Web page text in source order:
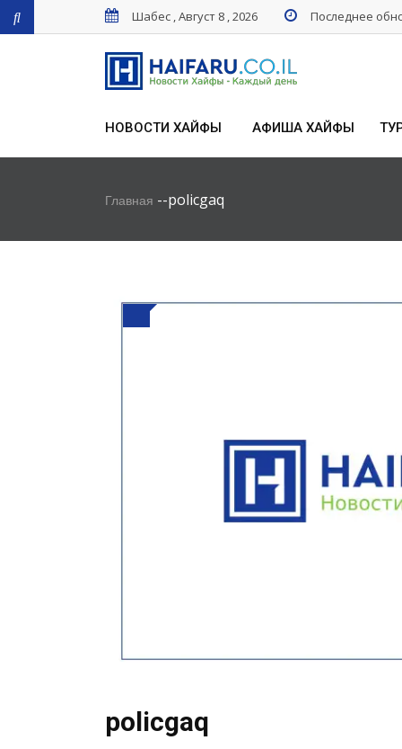
Шабес , Август 8 , 2026 Последнее
НОВОСТИ ХАЙФЫ АФИША ХАЙФЫ
Главная --policgaq
policgaq